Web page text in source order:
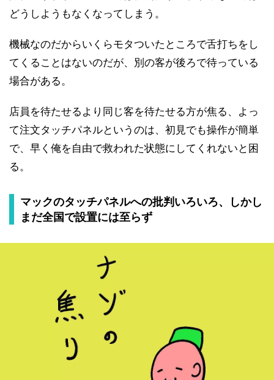
どうしようもなくなってしまう。
機械なのだからいくらモタついたところで舌打ちをし
てくることはないのだが、別の客が後ろで待っている
場合がある。
店員を待たせるより同じ客を待たせる方が焦る、よっ
て注文タッチパネルというのは、初見でも操作が簡単
で、早く俺を自由で救われた状態にしてくれないと困
る。
マックのタッチパネルへの批判いろいろ、しかし
まだ全国で設置には至らず